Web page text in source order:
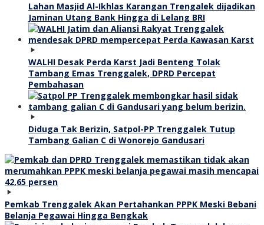
Lahan Masjid Al-Ikhlas Karangan Trengalek dijadikan
Jaminan Utang Bank Hingga di Lelang BRI
WALHI Desak Perda Karst Jadi Benteng Tolak
Tambang Emas Trenggalek, DPRD Percepat
Pembahasan
Diduga Tak Berizin, Satpol-PP Trenggalek Tutup
Tambang Galian C di Wonorejo Gandusari
Pemkab Trenggalek Akan Pertahankan PPPK Meski Bebani
Belanja Pegawai Hingga Bengkak